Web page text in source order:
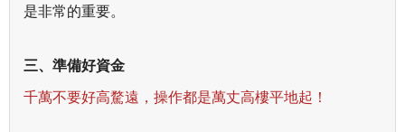
是非常的重要。
三、準備好資金
千萬不要好高騖遠，操作都是萬丈高樓平地起！